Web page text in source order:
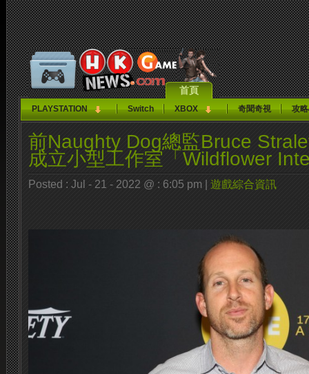
首頁
PLAYSTATION Switch XBOX 奇聞奇視 攻
前Naughty Dog總監Bruce
成立小型工作室「Wildflower
Posted : Jul - 21 - 2022 @ : 6:05 pm | 遊戲綜合資訊